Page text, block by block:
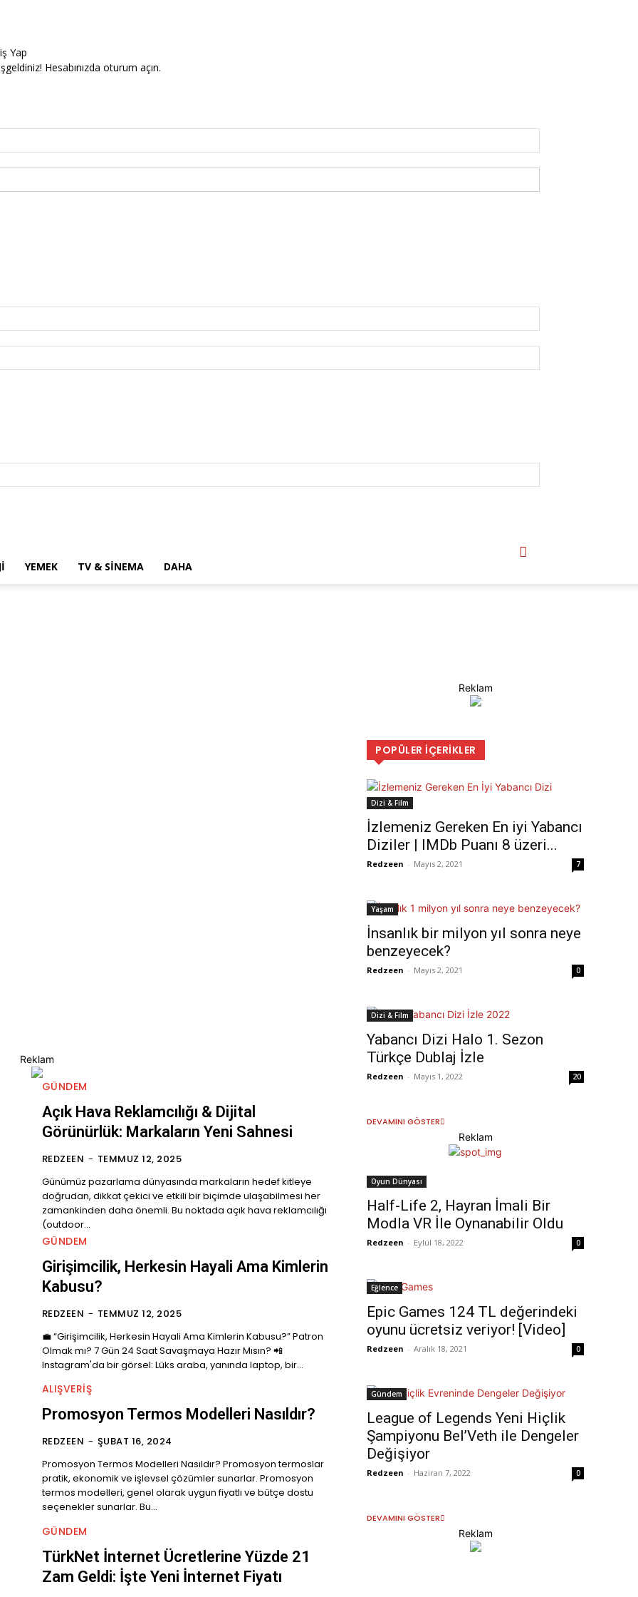
Yap
Hesabınızda oturum açın.
YEMEK TV & SINEMA DAHA
Reklam
GÜNDEM
Açık Hava Reklamcılığı & Dijital
Görünürlük: Markaların Yeni Sahnesi
REDZEEN - TEMMUZ 12, 2025
Günümüz pazarlama dünyasında markaların hedef kitleye
doğrudan, dikkat çekici ve etkili bir biçimde ulaşabilmesi her
zamankinden daha önemli. Bu noktada açık hava reklamcılığı
(outdoor...
GÜNDEM
Girişimcilik, Herkesin Hayali Ama Kimlerin
Kabusu?
REDZEEN - TEMMUZ 12, 2025
💼 “Girişimcilik, Herkesin Hayali Ama Kimlerin Kabusu?” Patron
Olmak mı? 7 Gün 24 Saat Savaşmaya Hazır Mısın? 📲
Instagram'da bir görsel: Lüks araba, yanında laptop, bir...
ALIŞVERIŞ
Promosyon Termos Modelleri Nasıldır?
REDZEEN - ŞUBAT 16, 2024
Promosyon Termos Modelleri Nasıldır? Promosyon termoslar
pratik, ekonomik ve işlevsel çözümler sunarlar. Promosyon
termos modelleri, genel olarak uygun fiyatlı ve bütçe dostu
seçenekler sunarlar. Bu...
GÜNDEM
TürkNet İnternet Ücretlerine Yüzde 21
Zam Geldi: İşte Yeni İnternet Fiyatı
Reklam
POPÜLER İÇERIKLER
Dizi & Film
İzlemeniz Gereken En iyi Yabancı
Diziler | IMDb Puanı 8 üzeri...
Redzeen - Mayıs 2, 2021 7
Yaşam
İnsanlık bir milyon yıl sonra neye
benzeyecek?
Redzeen - Mayıs 2, 2021 0
Dizi & Film
Yabancı Dizi Halo 1. Sezon
Türkçe Dublaj İzle
Redzeen - Mayıs 1, 2022 20
DEVAMINI GÖSTER
Reklam
Oyun Dünyası
Half-Life 2, Hayran İmali Bir
Modla VR İle Oynanabilir Oldu
Redzeen - Eylül 18, 2022 0
Eğlence
Epic Games 124 TL değerindeki
oyunu ücretsiz veriyor! [Video]
Redzeen - Aralık 18, 2021 0
Gündem
League of Legends Yeni Hiçlik
Şampiyonu Bel’Veth ile Dengeler
Değişiyor
Redzeen - Haziran 7, 2022 0
DEVAMINI GÖSTER
Reklam